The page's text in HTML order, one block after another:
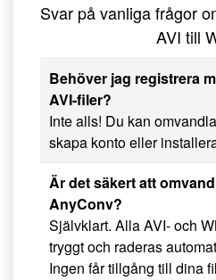
Svar på vanliga frågor
AVI till
Behöver jag registrera
AVI-filer?
Inte alls! Du kan
skapa konto eller
Är det säkert att
AnyConv?
Självklart. Alla AVI- och
tryggt och raderas
Ingen får tillgång till dina